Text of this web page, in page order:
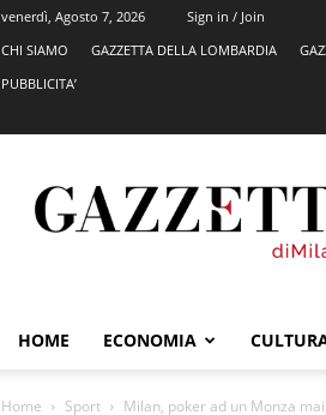
venerdì, Agosto 7, 2026
Sign in / Join
CHI SIAMO
GAZZETTA DELLA LOMBARDIA
PUBBLICITA’
HOME ECONOMIA
Home Sport Milan, poker ad un Monza